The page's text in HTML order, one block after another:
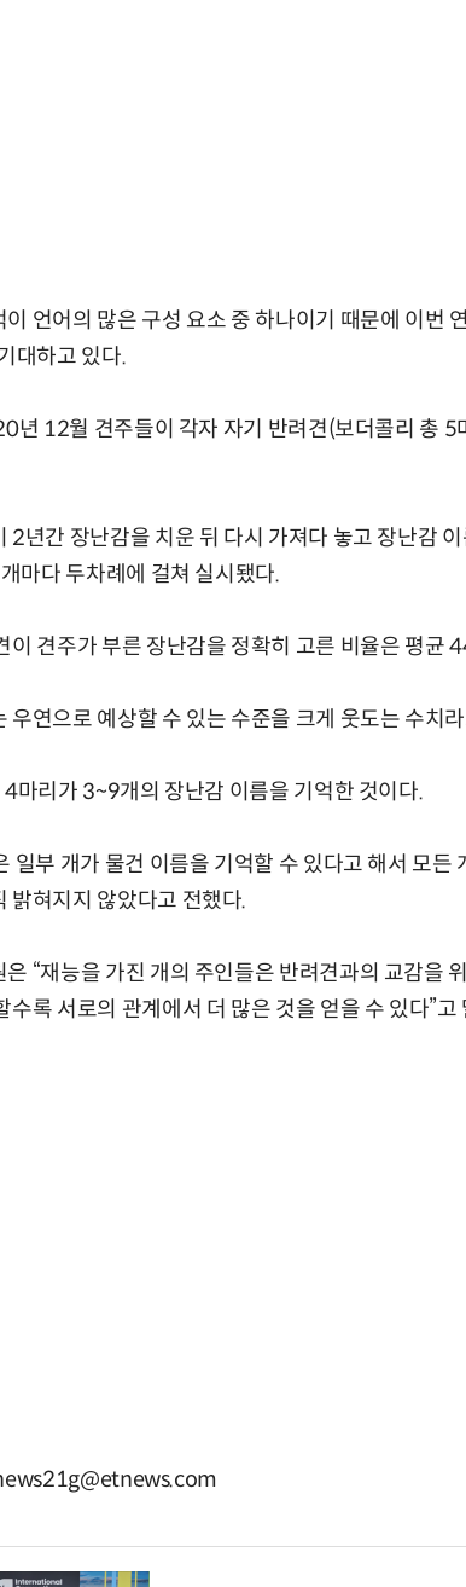
이 언어의 많은 구성 요소 중 하나이기 때문에 이번
대하고 있다.
년 12월 견주들이 각자 자기 반려견(보더콜리 총
2년간 장난감을 치운 뒤 다시 가져다 놓고 장난감
마다 두차례에 걸쳐 실시됐다.
이 견주가 부른 장난감을 정확히 고른 비율은 평균
우연으로 예상할 수 있는 수준을 크게 웃도는 수치
마리가 3~9개의 장난감 이름을 기억한 것이다.
일부 개가 물건 이름을 기억할 수 있다고 해서 모
밝혀지지 않았다고 전했다.
“재능을 가진 개의 주인들은 반려견과의 교감을
수록 서로의 관계에서 더 많은 것을 얻을 수 있다”고